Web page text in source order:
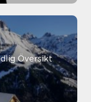
Översikt